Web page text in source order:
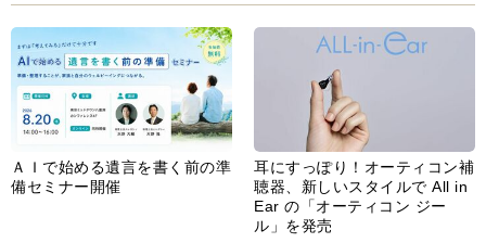
ＡＩで始める遺言を書く前の準
備セミナー開催
耳にすっぽり！オーティコン補
聴器、新しいスタイルで All in
Ear の「オーティコン ジー
ル」を発売